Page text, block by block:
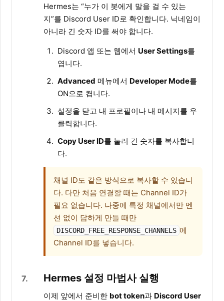
Hermes는 “누가 이 봇에게 말을 걸 수 있는
지”를 Discord User ID로 확인합니다. 닉네임이
아니라 긴 숫자 ID를 써야 합니다.
Discord 앱 또는 웹에서 User Settings를
엽니다.
Advanced 메뉴에서 Developer Mode를
ON으로 켭니다.
설정을 닫고 내 프로필이나 내 메시지를 우
클릭합니다.
Copy User ID를 눌러 긴 숫자를 복사합니
다.
채널 ID도 같은 방식으로 복사할 수 있습니
다. 다만 처음 연결할 때는 Channel ID가
필요 없습니다. 나중에 특정 채널에서만 멘
션 없이 답하게 만들 때만
DISCORD_FREE_RESPONSE_CHANNELS 에
Channel ID를 넣습니다.
7 Hermes 설정 마법사 실행
이제 앞에서 준비한 bot token과 Discord User